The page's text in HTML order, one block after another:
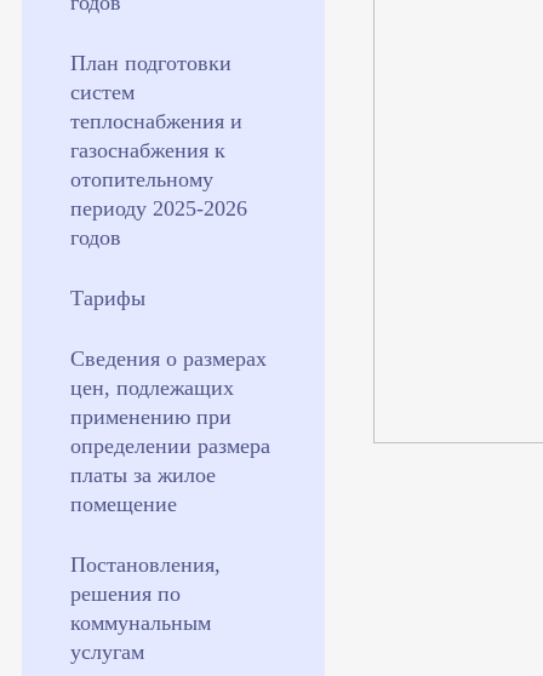
План подготовки
систем
теплоснабжения и
газоснабжения к
отопительному
периоду 2025-2026
годов
Тарифы
Сведения о размерах
цен, подлежащих
применению при
определении размера
платы за жилое
помещение
Постановления,
решения по
коммунальным
услугам